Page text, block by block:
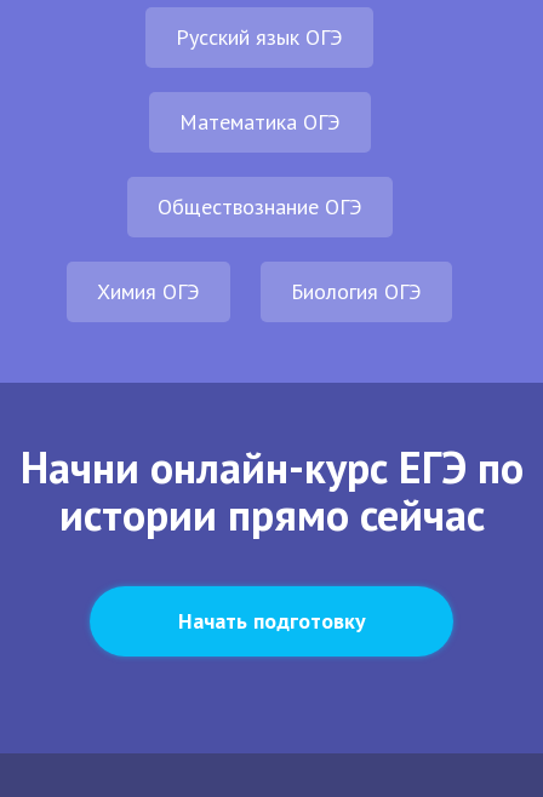
Русский язык ОГЭ
Математика ОГЭ
Обществознание ОГЭ
Химия ОГЭ Биология ОГЭ
Начни онлайн-курс ЕГЭ по
истории прямо сейчас
Начать подготовку